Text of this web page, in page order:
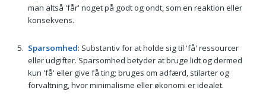
man altså 'får' noget på godt og ondt, som en reaktion eller
konsekvens.
Sparsomhed: Substantiv for at holde sig til 'få' ressourcer
eller udgifter. Sparsomhed betyder at bruge lidt og dermed
kun 'få' eller give få ting; bruges om adfærd, stilarter og
forvaltning, hvor minimalisme eller økonomi er idealet.